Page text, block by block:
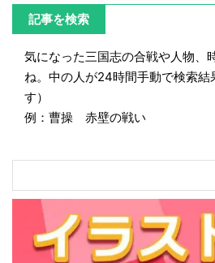
記事を検索
気になった三国志の合戦や人物、
ね。中の人が24時間手動で検索
す）
例：曹操 赤壁の戦い